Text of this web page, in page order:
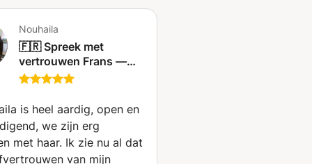
Nouhaila
🇫🇷 Spreek met
vertrouwen Frans —
Reizen | Zaken |
📚🗣️🤑✈️ (Charleroi)
is heel aardig, open en
we zijn erg
met haar. Ik zie nu al dat
van mijn